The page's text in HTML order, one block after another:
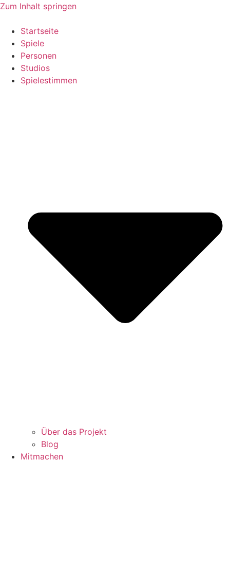
Zum Inhalt springen
Startseite
Spiele
Personen
Studios
Spielestimmen
Über das Projekt
Blog
Mitmachen